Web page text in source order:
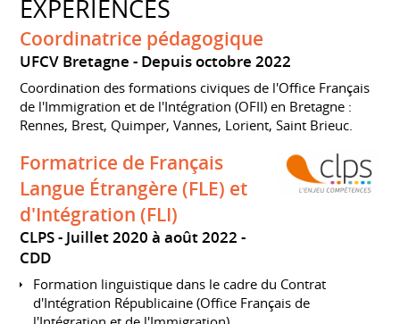
EXPÉRIENCES
Coordinatrice pédagogique
UFCV Bretagne Depuis octobre 2022
Coordination des formations civiques de l'Office Français
de l'Immigration et de l'Intégration (OFII) en Bretagne :
Rennes, Brest, Quimper, Vannes, Lorient, Saint Brieuc.
Formatrice de Français
Langue Étrangère (FLE) et
d'Intégration (FLI)
CLPS
Juillet 2020 à août 2022
CDD
Formation linguistique dans le cadre du Contrat
d'Intégration Républicaine (Office Français de